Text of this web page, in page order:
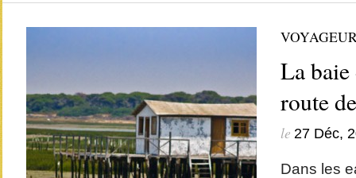
La
route
le 27 Déc,
Dans les